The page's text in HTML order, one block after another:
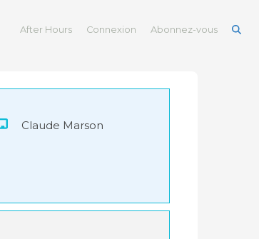
After Hours Connexion Abonnez-vous
Claude Marson